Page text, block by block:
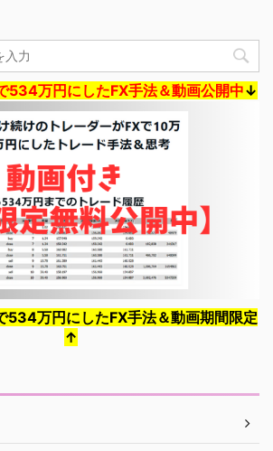
534万円にしたFX手法＆動画公開中↓
534万円にしたFX手法＆動画期間限定
↑